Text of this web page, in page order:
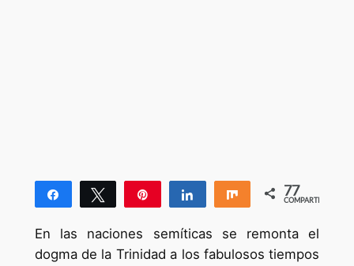
Compartir Twittear Compartir Compartir
77
COMPARTIR
En las naciones semíticas se remonta el
dogma de la Trinidad a los fabulosos tiempos